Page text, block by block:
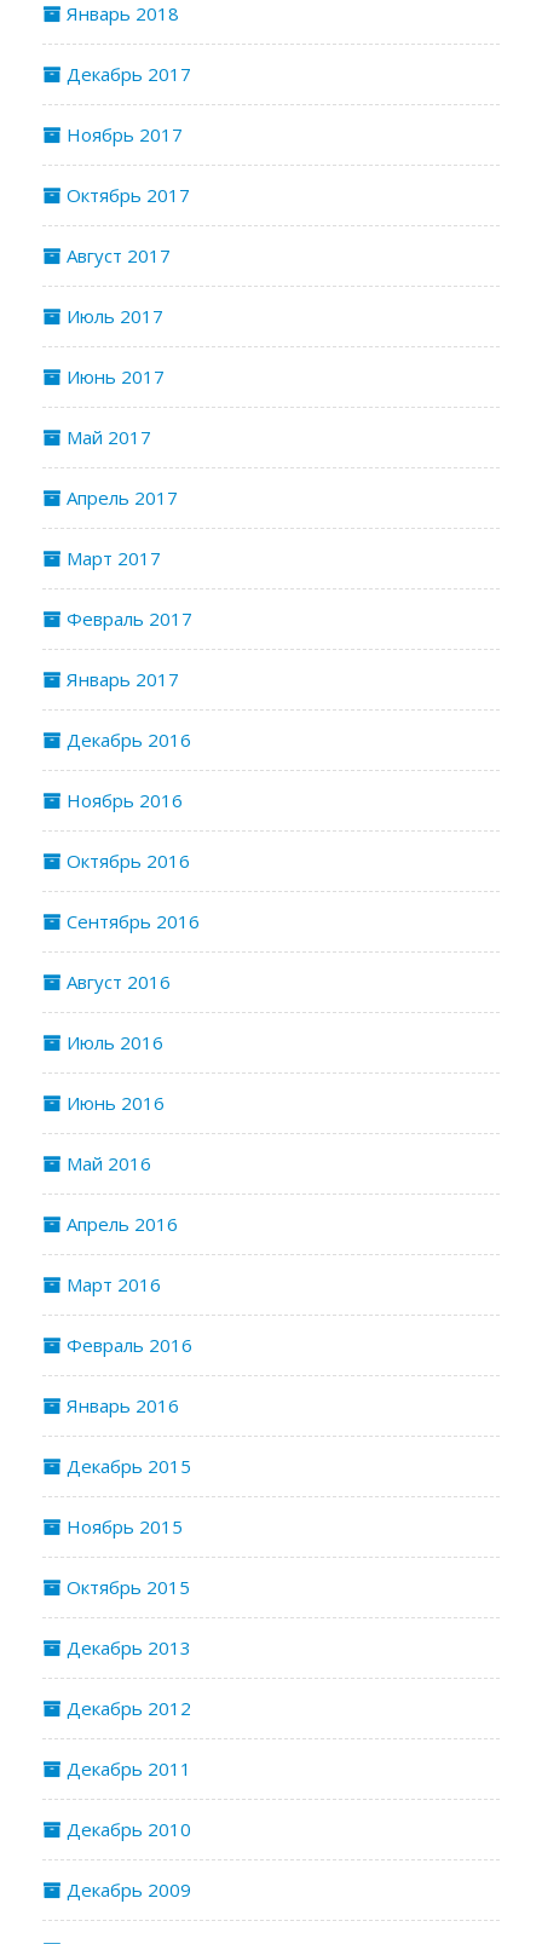
Январь 2018
Декабрь 2017
Ноябрь 2017
Октябрь 2017
Август 2017
Июль 2017
Июнь 2017
Май 2017
Апрель 2017
Март 2017
Февраль 2017
Январь 2017
Декабрь 2016
Ноябрь 2016
Октябрь 2016
Сентябрь 2016
Август 2016
Июль 2016
Июнь 2016
Май 2016
Апрель 2016
Март 2016
Февраль 2016
Январь 2016
Декабрь 2015
Ноябрь 2015
Октябрь 2015
Декабрь 2013
Декабрь 2012
Декабрь 2011
Декабрь 2010
Декабрь 2009